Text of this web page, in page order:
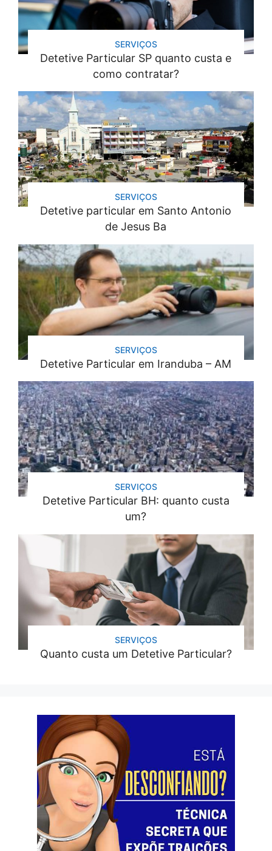
SERVIÇOS
Detetive Particular SP quanto custa e
como contratar?
SERVIÇOS
Detetive particular em Santo Antonio
de Jesus Ba
SERVIÇOS
Detetive Particular em Iranduba – AM
SERVIÇOS
Detetive Particular BH: quanto custa
um?
SERVIÇOS
Quanto custa um Detetive Particular?